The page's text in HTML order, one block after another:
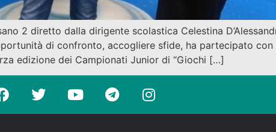
2 diretto dalla dirigente scolastica Celestina
di confronto, accogliere sfide, ha partecipato
edizione dei Campionati Junior di “Giochi […]